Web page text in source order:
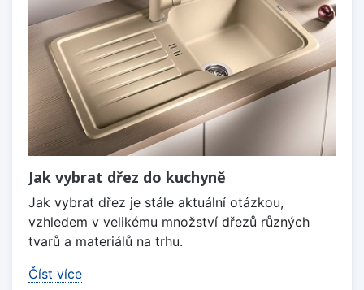
Jak vybrat dřez do kuchyně
Jak vybrat dřez je stále aktuální otázkou,
vzhledem v velikému množství dřezů různých
tvarů a materiálů na trhu.
Číst více